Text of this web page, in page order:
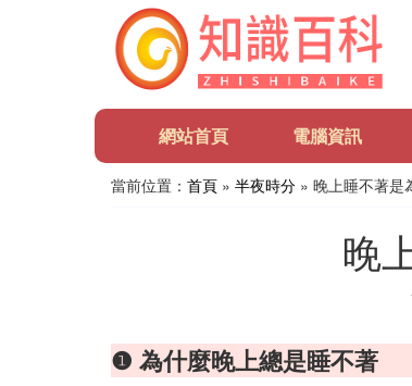
網站首頁 電腦資訊
當前位置： 首頁 » 半夜時分 » 晚上睡不著是
晚
❶ 為什麼晚上總是睡不著